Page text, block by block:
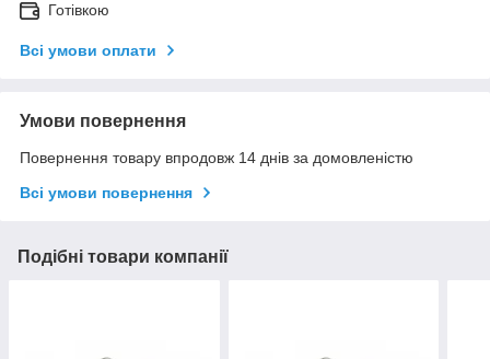
Готівкою
Всі умови оплати
Умови повернення
Повернення товару впродовж 14 днів за домовленістю
Всі умови повернення
Подібні товари компанії